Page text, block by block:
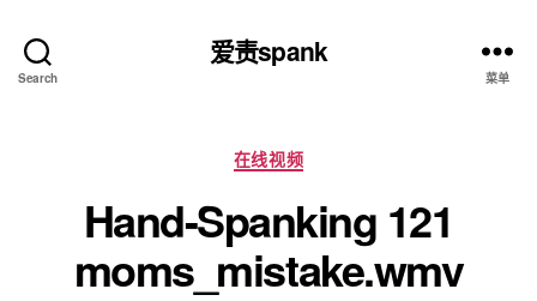
Search
爱责spank
菜单
分
类
在线视频
Hand-Spanking 121
moms_mistake.wmv